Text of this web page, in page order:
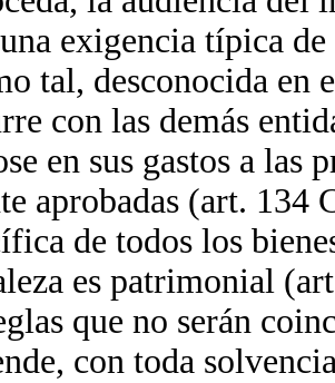
exigencia típica
tal, desconocida
con las demás
en sus gastos a las
aprobadas (art. 134
de todos los
es patrimonial
que no serán
con toda